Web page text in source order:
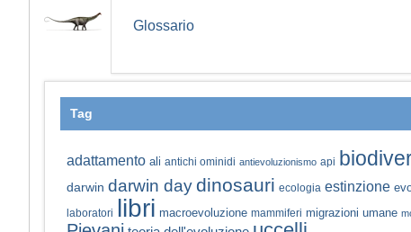
Glossario
Tag
adattamento ali antichi ominidi antievoluzionismo api
darwin darwin daydinosauri ecologia estinzione
laboratori libri macroevoluzione mammiferi migrazioni umane